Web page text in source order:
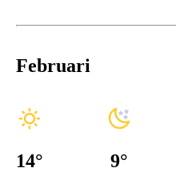
Februari
14° 9°